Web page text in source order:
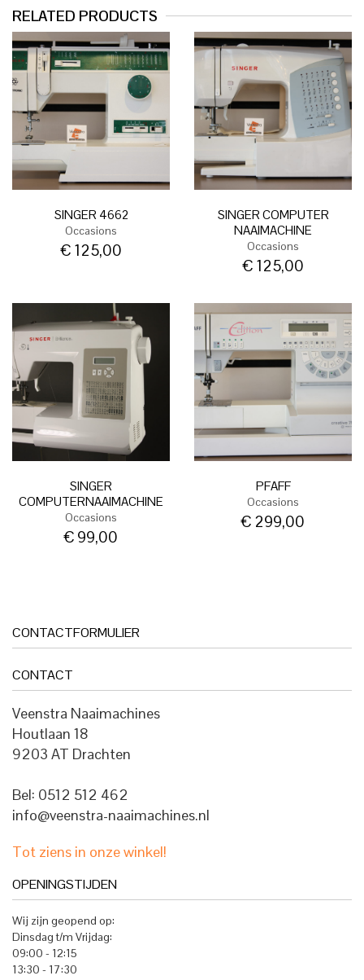
RELATED PRODUCTS
SINGER 4662
Occasions
€125,00
SINGER COMPUTER
NAAIMACHINE
Occasions
€125,00
SINGER
COMPUTERNAAIMACHINE
Occasions
€ 99,00
PFAFF
Occasions
€ 299,00
CONTACTFORMULIER
CONTACT
Veenstra Naaimachines
Houtlaan 18
9203 AT Drachten
Bel: 0512 512 462
info@veenstra-naaimachines.nl
Tot ziens in onze winkel!
OPENINGSTIJDEN
Wij zijn geopend op:
Dinsdag t/m Vrijdag:
09:00 - 12:15
13:30 - 17:30